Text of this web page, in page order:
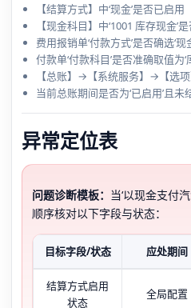
【结算方式】中‘现金’是否已启用
【现金科目】中‘1001 库存现金’
费用报销单‘付款方式’是否确选‘现
付款单‘付款科目’是否准确取值为‘
【总账】→【系统服务】→【选
当前总账期间是否为‘已启用’且未
异常定位表
问题诊断模板： 当‘以现金支付
顺序核对以下字段与状态：
目标字段/状态 应处期间
结算方式启用
状态
全局配置